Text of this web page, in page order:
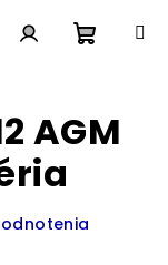
košík
AGM